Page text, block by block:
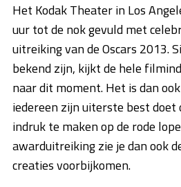
Het Kodak Theater in Los
uur tot de nok gevuld met
uitreiking van de Oscars 2013.
bekend zijn, kijkt de hele
naar dit moment. Het is dan
iedereen zijn uiterste best
indruk te maken op de rode
awarduitreiking zie je dan ook
creaties voorbijkomen.